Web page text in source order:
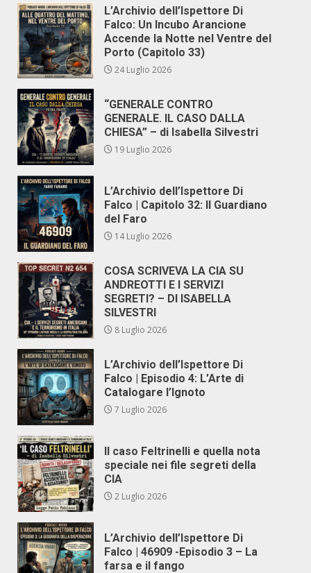
L’Archivio dell’Ispettore Di
Falco: Un Incubo Arancione
Accende la Notte nel Ventre del
Porto (Capitolo 33)
24 Luglio 2026
“GENERALE CONTRO
GENERALE. IL CASO DALLA
CHIESA” – di Isabella Silvestri
19 Luglio 2026
L’Archivio dell’Ispettore Di
Falco | Capitolo 32: Il Guardiano
del Faro
14 Luglio 2026
COSA SCRIVEVA LA CIA SU
ANDREOTTI E I SERVIZI
SEGRETI? – DI ISABELLA
SILVESTRI
8 Luglio 2026
L’Archivio dell’Ispettore Di
Falco | Episodio 4: L’Arte di
Catalogare l’Ignoto
7 Luglio 2026
Il caso Feltrinelli e quella nota
speciale nei file segreti della
CIA
2 Luglio 2026
L’Archivio dell’Ispettore Di
Falco | 46909 -Episodio 3 – La
farsa e il fango